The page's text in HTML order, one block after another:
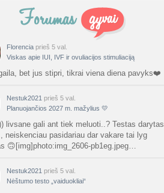
mokyklos
rečiausi berniukų vardai :)
Nerea prieš 1 d.
gelio (progesterono) naudojimas
Agne.baronaite prieš 1 d.
dėl pardavėjo „Mantvis“
Soliaris73 prieš 1 d.
TD asistentė prieš 1 d.
Florencia prieš 5 val.
Viskas apie IUI, IVF ir ovuliacijos stimuliaciją
bet jus stipri, tikrai viena diena pavyks❤️
Nestuk2021 prieš 5 val.
Planuojančios 2027 m. mažylius 💛
livsane gali ant tiek meluoti..? Testas darytas
neiskenciau pasidariau dar vakare tai lyg
🙃[img]photo:img_2606-pb1eg.jpeg…
Nestuk2021 prieš 5 val.
Nėštumo testo „vaiduokliai“